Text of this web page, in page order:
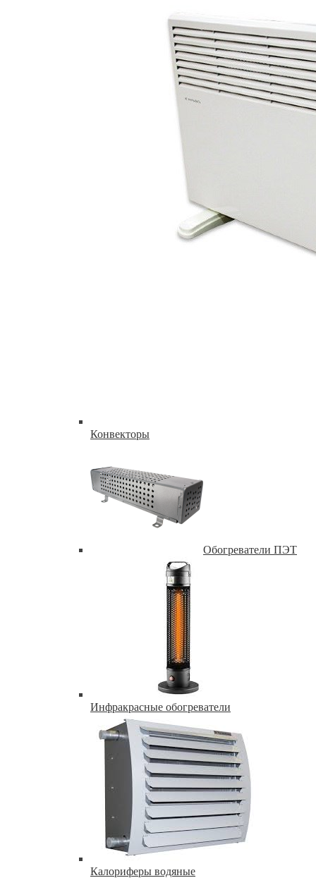
Конвекторы
Обогреватели ПЭТ
Инфракрасные обогреватели
Калориферы водяные